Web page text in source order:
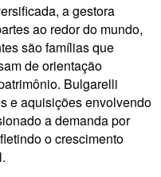
a gestora
ao redor do mundo,
são famílias que
de orientação
Bulgarelli
e aquisições envolvendo
a demanda por
o crescimento